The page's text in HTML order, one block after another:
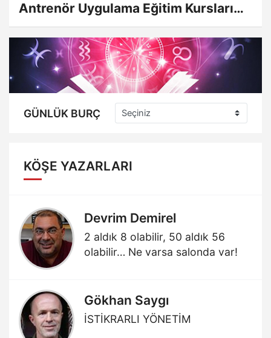
Antrenör Uygulama Eğitim Kursları
Sınav...
GÜNLÜK BURÇ
KÖŞE YAZARLARI
Devrim Demirel
2 aldık 8 olabilir, 50 aldık 56
olabilir… Ne varsa salonda var!
Gökhan Saygı
İSTİKRARLI YÖNETİM